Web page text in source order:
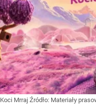
Koci Mrraj Źródło: Materiały